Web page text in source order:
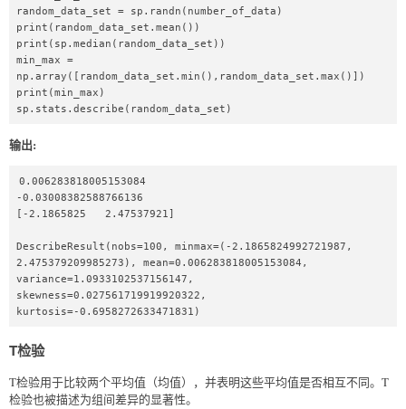
random_data_set = sp.randn(number_of_data)
print(random_data_set.mean())
print(sp.median(random_data_set))
min_max =
np.array([random_data_set.min(),random_data_set.max()])
print(min_max)
sp.stats.describe(random_data_set)
输出:
0.006283818005153084
-0.03008382588766136
[-2.1865825   2.47537921]
DescribeResult(nobs=100, minmax=(-2.1865824992721987,
2.475379209985273), mean=0.006283818005153084,
variance=1.0933102537156147,
skewness=0.027561719919920322,
kurtosis=-0.6958272633471831)
T检验
T检验用于比较两个平均值（均值），并表明这些平均值是否相互不同。T
检验也被描述为组间差异的显著性。